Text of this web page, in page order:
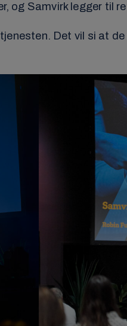
og Samvirk legger til
Det vil si at